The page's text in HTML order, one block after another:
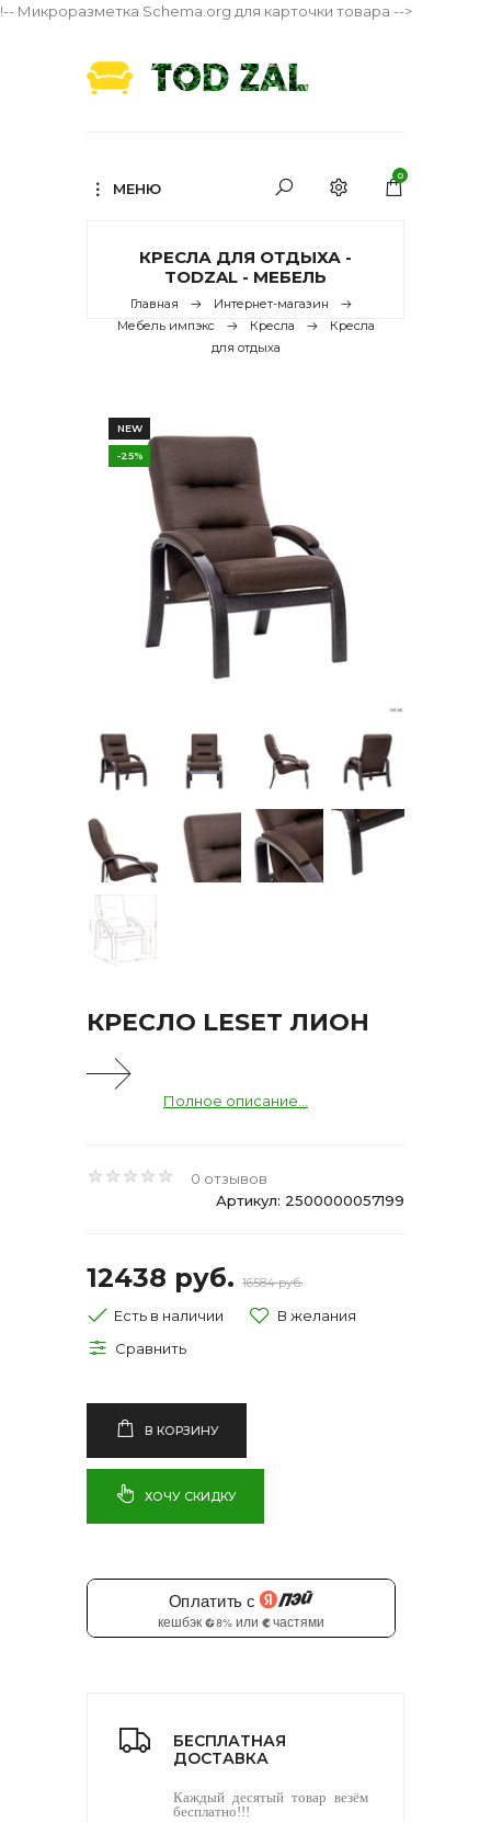
!-- Микроразметка Schema.org для карточки товара -->
МЕНЮ
0
КРЕСЛА ДЛЯ ОТДЫХА -
TODZAL - МЕБЕЛЬ
Главная
Интернет-магазин
Мебель импэкс
Кресла
Кресла
для отдыха
NEW
-25%
КРЕСЛО LESET ЛИОН
Полное описание...
0 отзывов
Артикул: 2500000057199
12438 руб. 16584 руб.
Есть в наличии
В КОРЗИНУ
ХОЧУ СКИДКУ
БЕСПЛАТНАЯ
ДОСТАВКА
Каждый десятый товар везём
бесплатно!!!